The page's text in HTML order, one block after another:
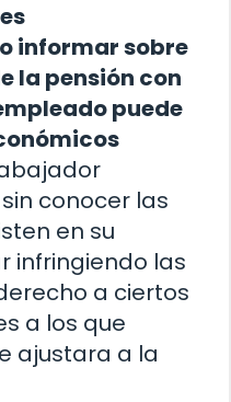
informar sobre
la pensión con
puede
conocer las
en su
infringiendo las
a ciertos
a los que
ajustara a la